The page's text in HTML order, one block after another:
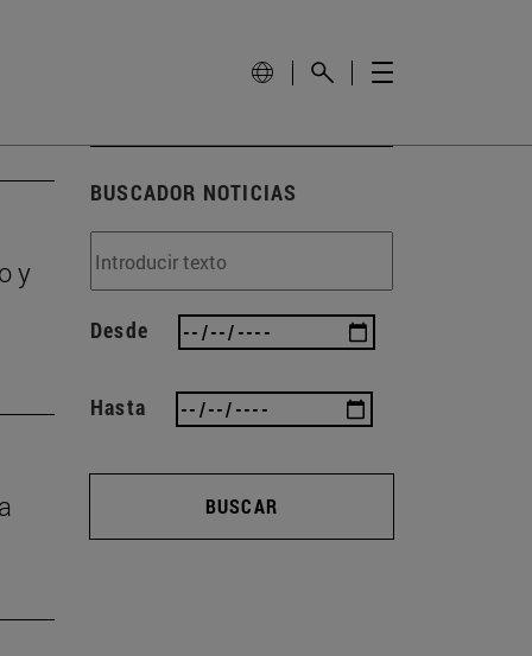
y
BUSCADOR NOTICIAS
Desde
Hasta
BUSCAR